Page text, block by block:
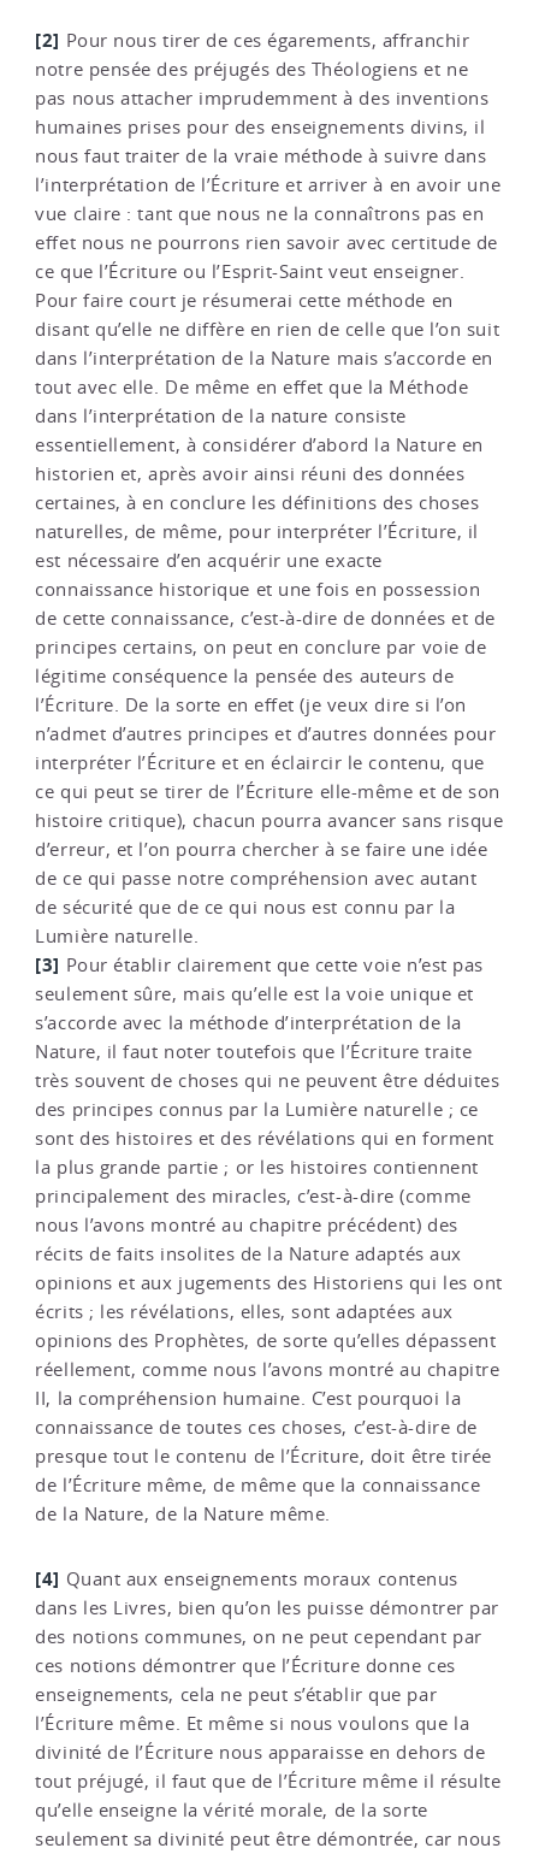
[2] Pour nous tirer de ces égarements, affranchir
notre pensée des préjugés des Théologiens et ne
pas nous attacher imprudemment à des inventions
humaines prises pour des enseignements divins, il
nous faut traiter de la vraie méthode à suivre dans
l’interprétation de l’Écriture et arriver à en avoir une
vue claire : tant que nous ne la connaîtrons pas en
effet nous ne pourrons rien savoir avec certitude de
ce que l’Écriture ou l’Esprit-Saint veut enseigner.
Pour faire court je résumerai cette méthode en
disant qu’elle ne diffère en rien de celle que l’on suit
dans l’interprétation de la Nature mais s’accorde en
tout avec elle. De même en effet que la Méthode
dans l’interprétation de la nature consiste
essentiellement, à considérer d’abord la Nature en
historien et, après avoir ainsi réuni des données
certaines, à en conclure les définitions des choses
naturelles, de même, pour interpréter l’Écriture, il
est nécessaire d’en acquérir une exacte
connaissance historique et une fois en possession
de cette connaissance, c’est-à-dire de données et de
principes certains, on peut en conclure par voie de
légitime conséquence la pensée des auteurs de
l’Écriture. De la sorte en effet (je veux dire si l’on
n’admet d’autres principes et d’autres données pour
interpréter l’Écriture et en éclaircir le contenu, que
ce qui peut se tirer de l’Écriture elle-même et de son
histoire critique), chacun pourra avancer sans risque
d’erreur, et l’on pourra chercher à se faire une idée
de ce qui passe notre compréhension avec autant
de sécurité que de ce qui nous est connu par la
Lumière naturelle.
[3] Pour établir clairement que cette voie n’est pas
seulement sûre, mais qu’elle est la voie unique et
s’accorde avec la méthode d’interprétation de la
Nature, il faut noter toutefois que l’Écriture traite
très souvent de choses qui ne peuvent être déduites
des principes connus par la Lumière naturelle ; ce
sont des histoires et des révélations qui en forment
la plus grande partie ; or les histoires contiennent
principalement des miracles, c’est-à-dire (comme
nous l’avons montré au chapitre précédent) des
récits de faits insolites de la Nature adaptés aux
opinions et aux jugements des Historiens qui les ont
écrits ; les révélations, elles, sont adaptées aux
opinions des Prophètes, de sorte qu’elles dépassent
réellement, comme nous l’avons montré au chapitre
II, la compréhension humaine. C’est pourquoi la
connaissance de toutes ces choses, c’est-à-dire de
presque tout le contenu de l’Écriture, doit être tirée
de l’Écriture même, de même que la connaissance
de la Nature, de la Nature même.
[4] Quant aux enseignements moraux contenus
dans les Livres, bien qu’on les puisse démontrer par
des notions communes, on ne peut cependant par
ces notions démontrer que l’Écriture donne ces
enseignements, cela ne peut s’établir que par
l’Écriture même. Et même si nous voulons que la
divinité de l’Écriture nous apparaisse en dehors de
tout préjugé, il faut que de l’Écriture même il résulte
qu’elle enseigne la vérité morale, de la sorte
seulement sa divinité peut être démontrée, car nous